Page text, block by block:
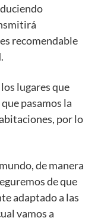
recomendable
lugares que
pasamos la
por lo
de manera
de que
adaptado a las
vamos a